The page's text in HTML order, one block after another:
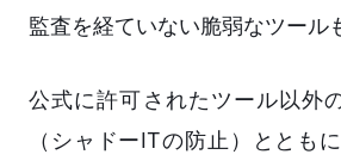
監査を経ていない脆弱なツール
公式に許可されたツール以外
（シャドーITの防止）ととも